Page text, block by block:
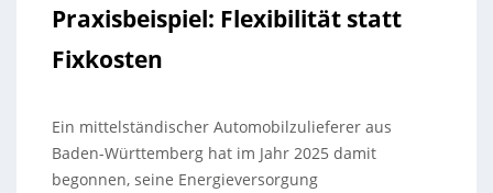
Praxisbeispiel: Flexibilität statt
Fixkosten
Ein mittelständischer Automobilzulieferer aus
Baden-Württemberg hat im Jahr 2025 damit
begonnen, seine Energieversorgung